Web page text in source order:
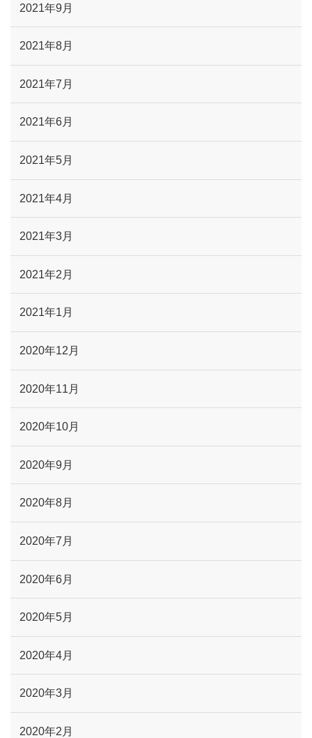
2021年9月
2021年8月
2021年7月
2021年6月
2021年5月
2021年4月
2021年3月
2021年2月
2021年1月
2020年12月
2020年11月
2020年10月
2020年9月
2020年8月
2020年7月
2020年6月
2020年5月
2020年4月
2020年3月
2020年2月